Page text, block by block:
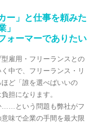
ー」と仕事を頼みた
」
ォーマーでありたい
雇用・フリーランスとの
中で、フリーランス・リ
ど「誰を選べばいいの
担になります。
……という問題も弊社がフ
味で企業の手間を最大限